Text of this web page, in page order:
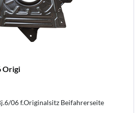
Origi
06 f.Originalsitz Beifahrerseite